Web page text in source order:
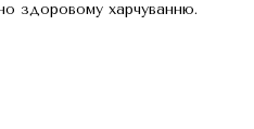
здоровому харчуванню.